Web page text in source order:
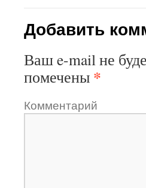
Добавить
Ваш e-mail не
помечены *
Комментарий